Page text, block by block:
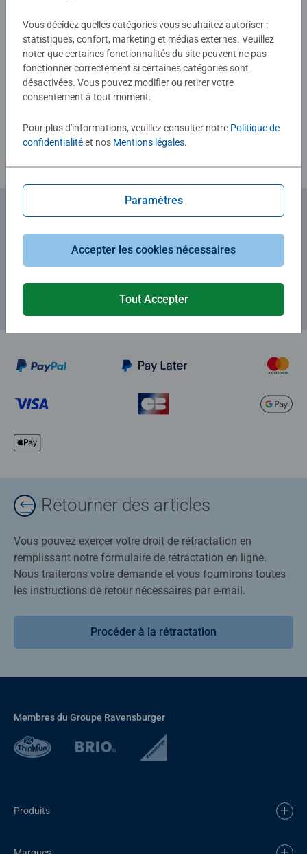
0/0
Rédiger une évaluation
Consignes d'évaluation
Abonnez-vous à notre newsletter
et recevez un bon d'achat de 5€.
Retourner des articles
Vous pouvez exercer votre droit de rétractation en
remplissant notre formulaire de rétractation en ligne.
Nous traiterons votre demande et vous fournirons toutes
les instructions de retour nécessaires par e-mail.
Procéder à la rétractation
Membres du Groupe Ravensburger
Produits
Vous décidez quelles catégories vous souhaitez autoriser :
statistiques, confort, marketing et médias externes. Veuillez
noter que certaines fonctionnalités du site peuvent ne pas
fonctionner correctement si certaines catégories sont
désactivées. Vous pouvez modifier ou retirer votre
consentement à tout moment.
Pour plus d'informations, veuillez consulter notre Politique de
confidentialitéet nos Mentions légales.
Paramètres
Accepter les cookies nécessaires
Tout Accepter